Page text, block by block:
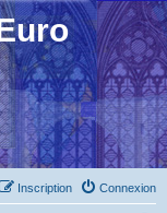
Connexion
Inscription